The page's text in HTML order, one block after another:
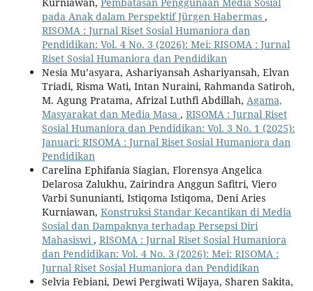
Kurniawan, Pembatasan Penggunaan Media Sosial
pada Anak dalam Perspektif Jürgen Habermas ,
RISOMA : Jurnal Riset Sosial Humaniora dan
Pendidikan: Vol. 4 No. 3 (2026): Mei: RISOMA : Jurnal
Riset Sosial Humaniora dan Pendidikan
Nesia Mu’asyara, Ashariyansah Ashariyansah, Elvan
Triadi, Risma Wati, Intan Nuraini, Rahmanda Satiroh,
M. Agung Pratama, Afrizal Luthfi Abdillah, Agama,
Masyarakat dan Media Masa , RISOMA : Jurnal Riset
Sosial Humaniora dan Pendidikan: Vol. 3 No. 1 (2025):
Januari: RISOMA : Jurnal Riset Sosial Humaniora dan
Pendidikan
Carelina Ephifania Siagian, Florensya Angelica
Delarosa Zalukhu, Zairindra Anggun Safitri, Viero
Varbi Sununianti, Istiqoma Istiqoma, Deni Aries
Kurniawan, Konstruksi Standar Kecantikan di Media
Sosial dan Dampaknya terhadap Persepsi Diri
Mahasiswi, RISOMA : Jurnal Riset Sosial Humaniora
dan Pendidikan: Vol. 4 No. 3 (2026): Mei: RISOMA :
Jurnal Riset Sosial Humaniora dan Pendidikan
Selvia Febiani, Dewi Pergiwati Wijaya, Sharen Sakita,